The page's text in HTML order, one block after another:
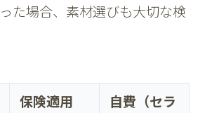
た場合、素材選びも大切な検
保険適用
自費（セラ